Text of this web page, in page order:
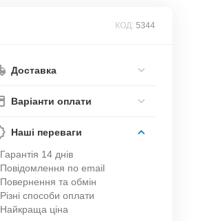
КОД: 5344
Доставка
Варіанти оплати
Наші переваги
Гарантія 14 днів
Повідомлення по email
Повернення та обмін
Різні способи оплати
Найкраща ціна